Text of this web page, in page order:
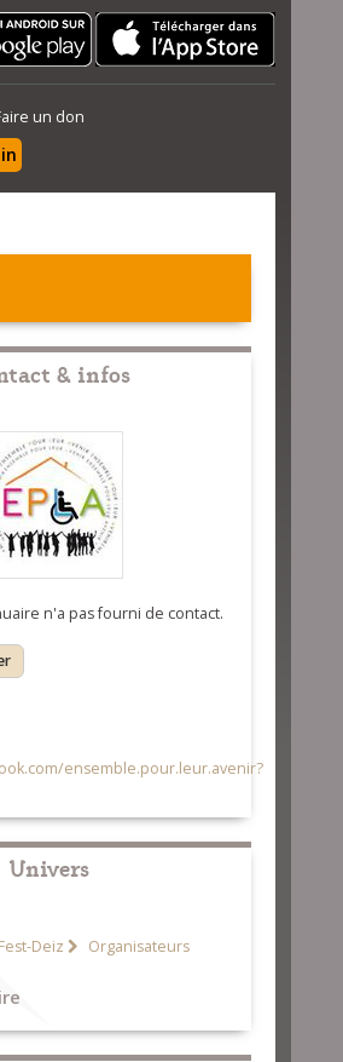
un don
& infos
n'a pas fourni de contact.
ensemble.pour.leur.avenir?
Univers
Deiz Organisateurs